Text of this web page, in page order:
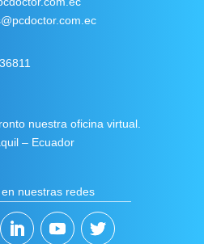
nuestra oficina virtual.
– Ecuador
nuestras redes